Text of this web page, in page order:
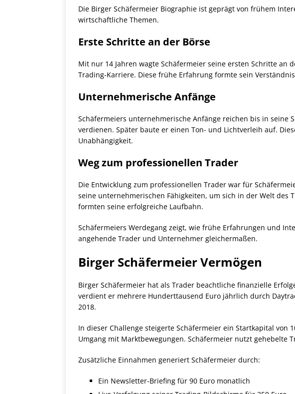
Die Birger Schäfermeier Biographie ist geprägt von frühem
wirtschaftliche Themen.
Erste Schritte an der Börse
Mit nur 14 Jahren wagte Schäfermeier seine ersten Schritte
Trading-Karriere. Diese frühe Erfahrung formte sein
Unternehmerische Anfänge
Schäfermeiers unternehmerische Anfänge reichen bis in seine
verdienen. Später baute er einen Ton- und Lichtverleih auf.
Unabhängigkeit.
Weg zum professionellen Trader
Die Entwicklung zum professionellen Trader war für
seine unternehmerischen Fähigkeiten, um sich in der Welt des
formten seine erfolgreiche Laufbahn.
Schäfermeiers Werdegang zeigt, wie frühe Erfahrungen und
angehende Trader und Unternehmer gleichermaßen.
Birger Schäfermeier Vermögen
Birger Schäfermeier hat als Trader beachtliche finanzielle
verdient er mehrere Hunderttausend Euro jährlich durch
2018.
In dieser Challenge steigerte Schäfermeier ein Startkapital von
Umgang mit Marktbewegungen. Schäfermeier nutzt gehebelte
Zusätzliche Einnahmen generiert Schäfermeier durch:
Ein Newsletter-Briefing für 90 Euro monatlich